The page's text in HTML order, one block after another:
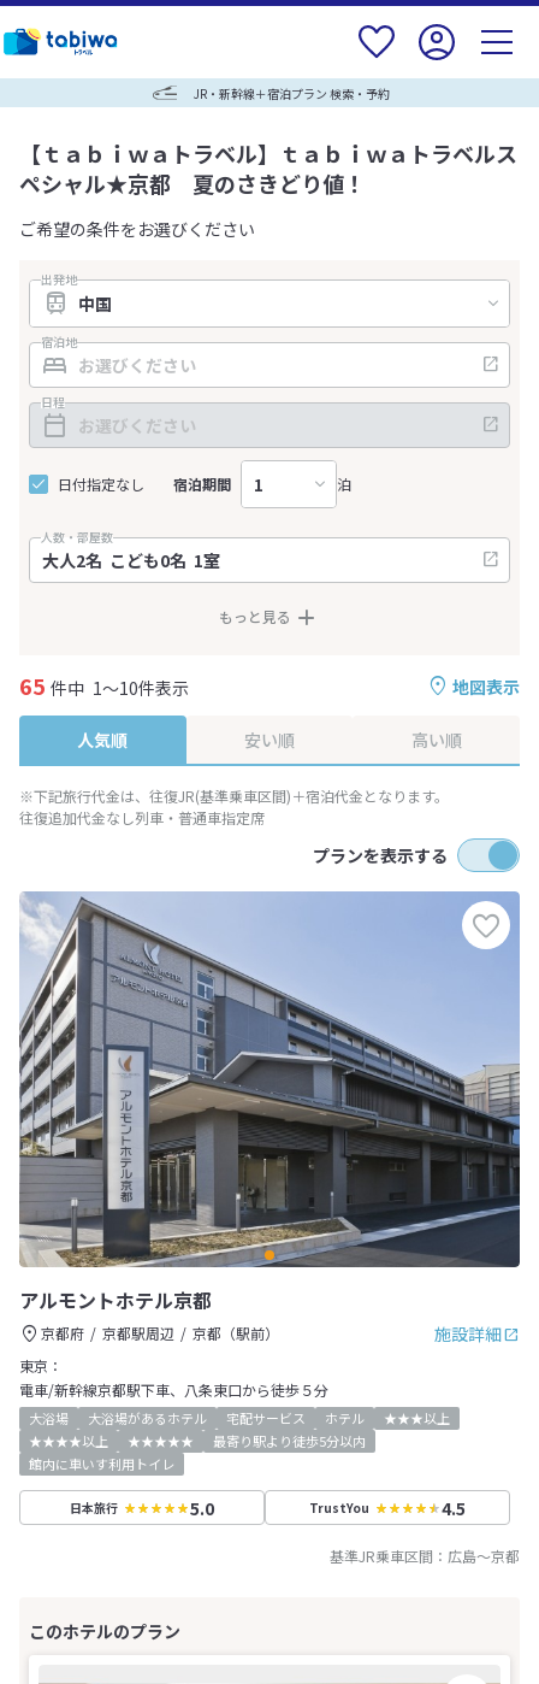
JR・新幹線＋宿泊プラン 検索・予約
【ｔａｂｉｗａトラベル】ｔａｂｉｗａトラベルス
ペシャル★京都 夏のさきどり値！
ご希望の条件をお選びください
出発地
宿泊地
日程
日付指定なし 宿泊期間 泊
人数・部屋数
もっと見る
地図表示
65 件中 1～10件表示
人気順 安い順 高い順
※下記旅行代金は、往復JR(基準乗車区間)＋宿泊代金となります。
往復追加代金なし列車・普通車指定席
プランを表示する
アルモントホテル京都
施設詳細
京都府 京都駅周辺
京都（駅前）
東京：
電車/新幹線京都駅下車、八条東口から徒歩５分
大浴場 大浴場があるホテル 宅配サービス ホテル
★★★以上
★★★★以上
★★★★★
最寄り駅より徒歩5分以内
館内に車いす利用トイレ
日本旅行 5.0 TrustYou 4.5
基準JR乗車区間： 広島～京都